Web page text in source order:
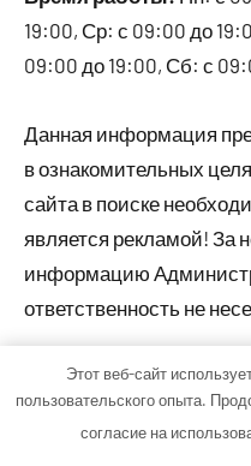
19:00, Ср: с 09:00 до
09:00 до 19:00, Сб: с
Данная информация
в ознакомительных
сайта в поиске
является рекламой!
информацию
ответственность не
Тема WordPress: Occasio от
Этот веб-сайт
пользовательского опыта.
согласие на